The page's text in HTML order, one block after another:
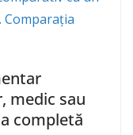
medic sau
completă